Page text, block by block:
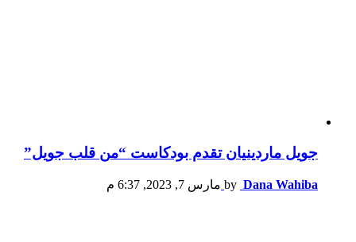
جويل ماردينيان تقدم بودكاست “من قلب جويل”
by Dana Wahiba مارس 7, 2023, 6:37 م